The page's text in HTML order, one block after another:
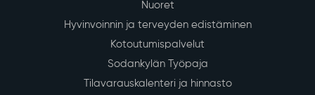
Nuoret
Hyvinvoinnin ja terveyden edistäminen
Kotoutumispalvelut
Sodankylän Työpaja
Tilavarauskalenteri ja hinnasto